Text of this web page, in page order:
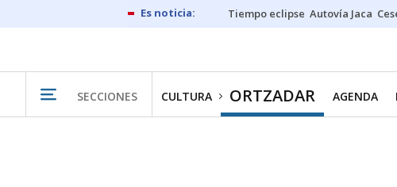
Tiempo eclipse Autovía Jaca
SECCIONES CULTURA ORTZADAR AGENDA